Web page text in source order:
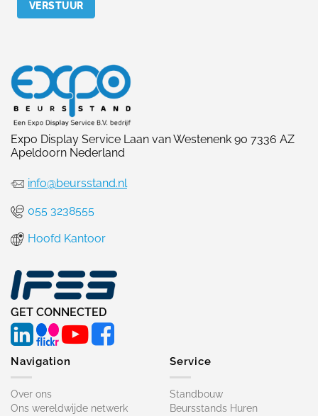
Expo Display Service Laan van Westenenk 90 7336 AZ
Apeldoorn Nederland
info@beursstand.nl
055 3238555
Hoofd Kantoor
GET CONNECTED
Navigation
Over ons
Ons wereldwijde netwerk
Service
Standbouw
Beursstands Huren